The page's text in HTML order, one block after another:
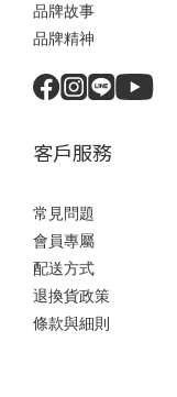
品牌故事
品牌精神
客戶服務
常見問題
會員專屬
配送方式
退換貨政策
條款與細則